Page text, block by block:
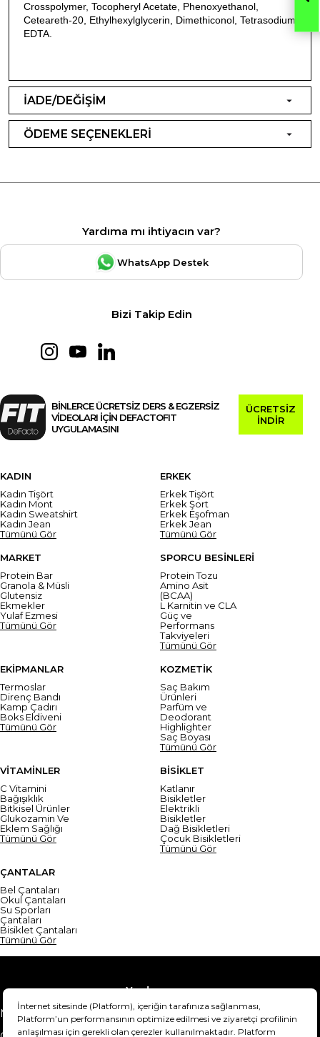
Crosspolymer, Tocopheryl Acetate, Phenoxyethanol,
Ceteareth-20, Ethylhexylglycerin, Dimethiconol, Tetrasodium
EDTA.
İADE/DEĞİŞİM
ÖDEME SEÇENEKLERİ
Yardıma mı ihtiyacın var?
WhatsApp Destek
Bizi Takip Edin
BİNLERCE ÜCRETSİZ DERS & EGZERSİZ
VİDEOLARI İÇİN DEFACTOFIT
UYGULAMASINI
ÜCRETSİZ
İNDİR
KADIN
Kadın Tişört
Kadın Mont
Kadın Sweatshirt
Kadın Jean
Tümünü Gör
ERKEK
Erkek Tişört
Erkek Şort
Erkek Eşofman
Erkek Jean
Tümünü Gör
MARKET
Protein Bar
Granola & Müsli
Glutensiz
Ekmekler
Yulaf Ezmesi
Tümünü Gör
SPORCU BESİNLERİ
Protein Tozu
Amino Asit
(BCAA)
L Karnitin ve CLA
Güç ve
Performans
Takviyeleri
Tümünü Gör
EKİPMANLAR
Termoslar
Direnç Bandı
Kamp Çadırı
Boks Eldiveni
Tümünü Gör
KOZMETİK
Saç Bakım
Ürünleri
Parfüm ve
Deodorant
Highlighter
Saç Boyası
Tümünü Gör
VİTAMİNLER
C Vitamini
Bağışıklık
Bitkisel Ürünler
Glukozamin Ve
Eklem Sağlığı
Tümünü Gör
BİSİKLET
Katlanır
Bisikletler
Elektrikli
Bisikletler
Dağ Bisikletleri
Çocuk Bisikletleri
Tümünü Gör
ÇANTALAR
Bel Çantaları
Okul Çantaları
Su Sporları
Çantaları
Bisiklet Çantaları
Tümünü Gör
Yardım
Mesafeli Satış Sözleşmesi
Teslimat Bilgisi